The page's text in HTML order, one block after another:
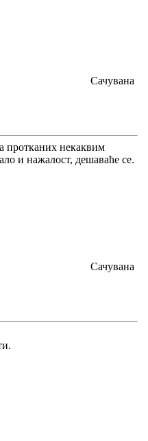
Сачувана
протканих некаквим
и нажалост, дешаваће се.
Сачувана